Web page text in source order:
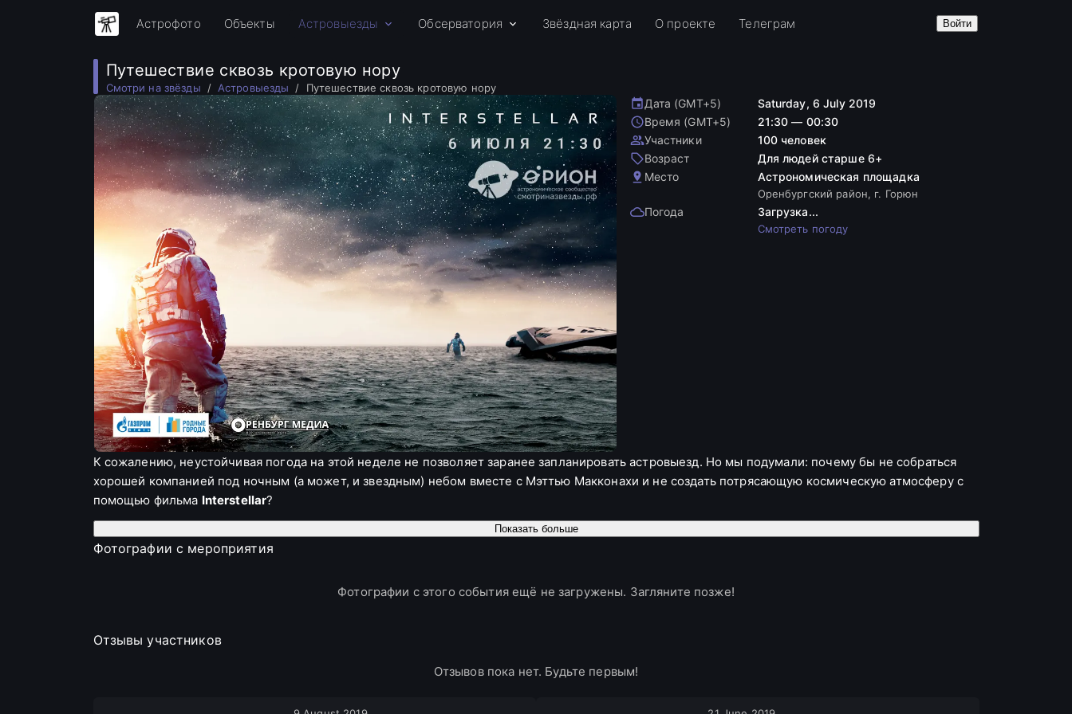
Астрофото Объекты Астровыезды Обсерватория Звёздная карта О проекте Телеграм Войти
Путешествие сквозь кротовую нору
Смотри на звёзды Астровыезды Путешествие сквозь кротовую нору
Дата (GMT+5)
Saturday, 6 July 2019
Время (GMT+5)
21:30 — 00:30
Участники
100 человек
Возраст
Для людей старше 6+
Место
Астрономическая площадка
Оренбургский район, г. Горюн
Погода Загрузка...
Смотреть погоду
К сожалению, неустойчивая погода на этой неделе не позволяет заранее запланировать астровыезд. Но мы подумали: почему бы не собраться
хорошей компанией под ночным (а может, и звездным) небом вместе с Мэттью Макконахи и не создать потрясающую космическую атмосферу с
помощью фильма Interstellar?
Особенно мы завидуем тем, кто еще не сталкивался с этим шедевром: в такой обстановке погружение в кротовую нору будет еще более
захватывающим. Ну а те, кто уже видел фильм, но хочет пересмотреть его снова — добро пожаловать! После просмотра обсудим и разберем
Организаторы:
Показать больше
Фотографии с мероприятия
Фотографии с этого события ещё не загружены. Загляните позже!
Отзывы участников
Отзывов пока нет. Будьте первым!